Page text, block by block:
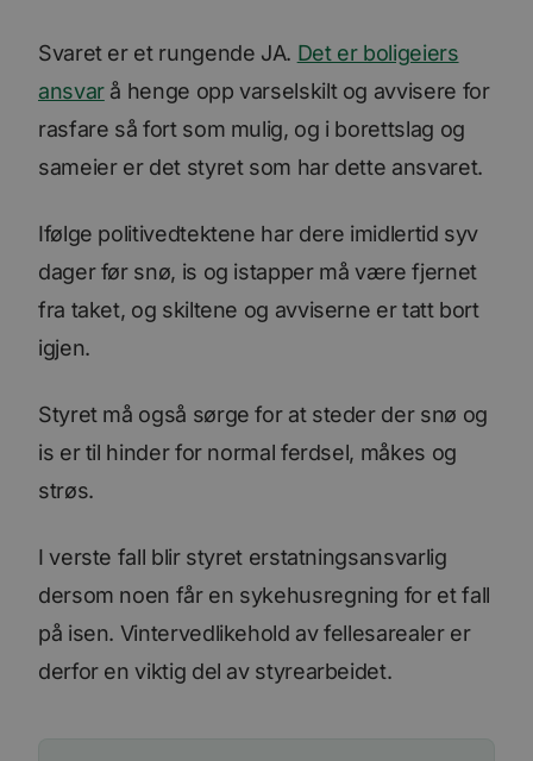
Svaret er et rungende JA. Det er boligeiers
ansvarå henge opp varselskilt og avvisere for
rasfare så fort som mulig, og i borettslag og
sameier er det styret som har dette ansvaret.
Ifølge politivedtektene har dere imidlertid syv
dager før snø, is og istapper må være fjernet
fra taket, og skiltene og avviserne er tatt bort
igjen.
Styret må også sørge for at steder der snø og
is er til hinder for normal ferdsel, måkes og
strøs.
I verste fall blir styret erstatningsansvarlig
dersom noen får en sykehusregning for et fall
på isen. Vintervedlikehold av fellesarealer er
derfor en viktig del av styrearbeidet.